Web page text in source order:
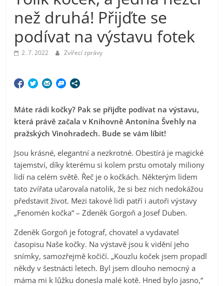
než druhá! Přijďte se
podívat na výstavu fotek
2. 7. 2022 Zvířecí zprávy
Máte rádi kočky? Pak se přijďte podívat na výstavu,
která právě začala v Knihovně Antonína Švehly na
pražských Vinohradech. Bude se vám líbit!
Jsou krásné, elegantní a nezkrotné. Obestírá je magické
tajemství, díky kterému si kolem prstu omotaly miliony
lidí na celém světě. Řeč je o kočkách. Některým lidem
tato zvířata učarovala natolik, že si bez nich nedokážou
představit život. Mezi takové lidi patří i autoři výstavy
„Fenomén kočka“ – Zdeněk Gorgoň a Josef Duben.
Zdeněk Gorgoň je fotograf, chovatel a vydavatel
časopisu Naše kočky. Na výstavě jsou k vidění jeho
snímky, samozřejmě kočičí. „Kouzlu koček jsem propadl
někdy v šestnácti letech. Byl jsem dlouho nemocný a
máma mi k lůžku donesla malé kotě. Hned bylo jasno,“